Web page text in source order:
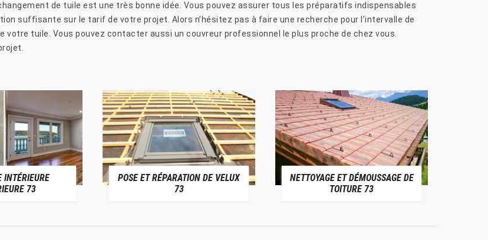
de tuile est une très bonne idée. Vous pouvez assurer tous les préparatifs indispensables
suffisante sur le tarif de votre projet. Alors n’hésitez pas à faire une recherche pour l’intervalle de
tuile. Vous pouvez contacter aussi un couvreur professionnel le plus proche de chez vous.
INTÉRIEURE
73
POSE ET RÉPARATION DE VELUX
73
NETTOYAGE ET DÉMOUSSAGE DE
TOITURE 73